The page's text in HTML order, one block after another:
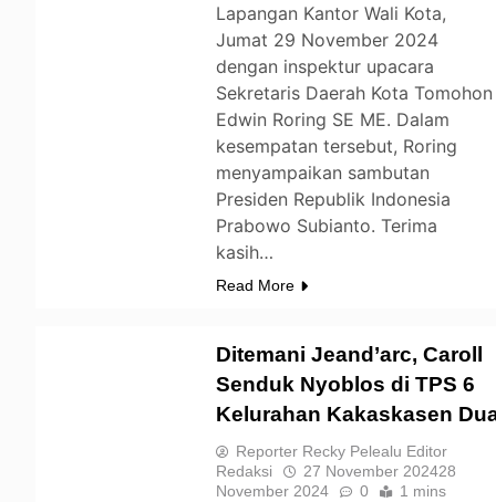
Lapangan Kantor Wali Kota,
Jumat 29 November 2024
dengan inspektur upacara
Sekretaris Daerah Kota Tomohon
Edwin Roring SE ME. Dalam
kesempatan tersebut, Roring
menyampaikan sambutan
Presiden Republik Indonesia
Prabowo Subianto. Terima
kasih…
Read More
Ditemani Jeand’arc, Caroll
Senduk Nyoblos di TPS 6
Kelurahan Kakaskasen
Reporter Recky Pelealu Editor
Redaksi
27 November 202428
November 2024
0 1 mins